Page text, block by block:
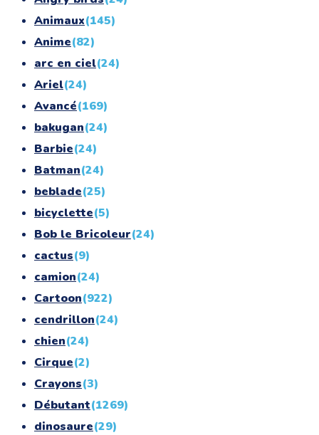
Animaux(145)
Anime(82)
arc en ciel(24)
Ariel(24)
Avancé(169)
bakugan(24)
Barbie(24)
Batman(24)
beblade(25)
bicyclette(5)
Bob le Bricoleur(24)
cactus(9)
camion(24)
Cartoon(922)
cendrillon(24)
chien(24)
Cirque(2)
Crayons(3)
Débutant(1269)
dinosaure(29)